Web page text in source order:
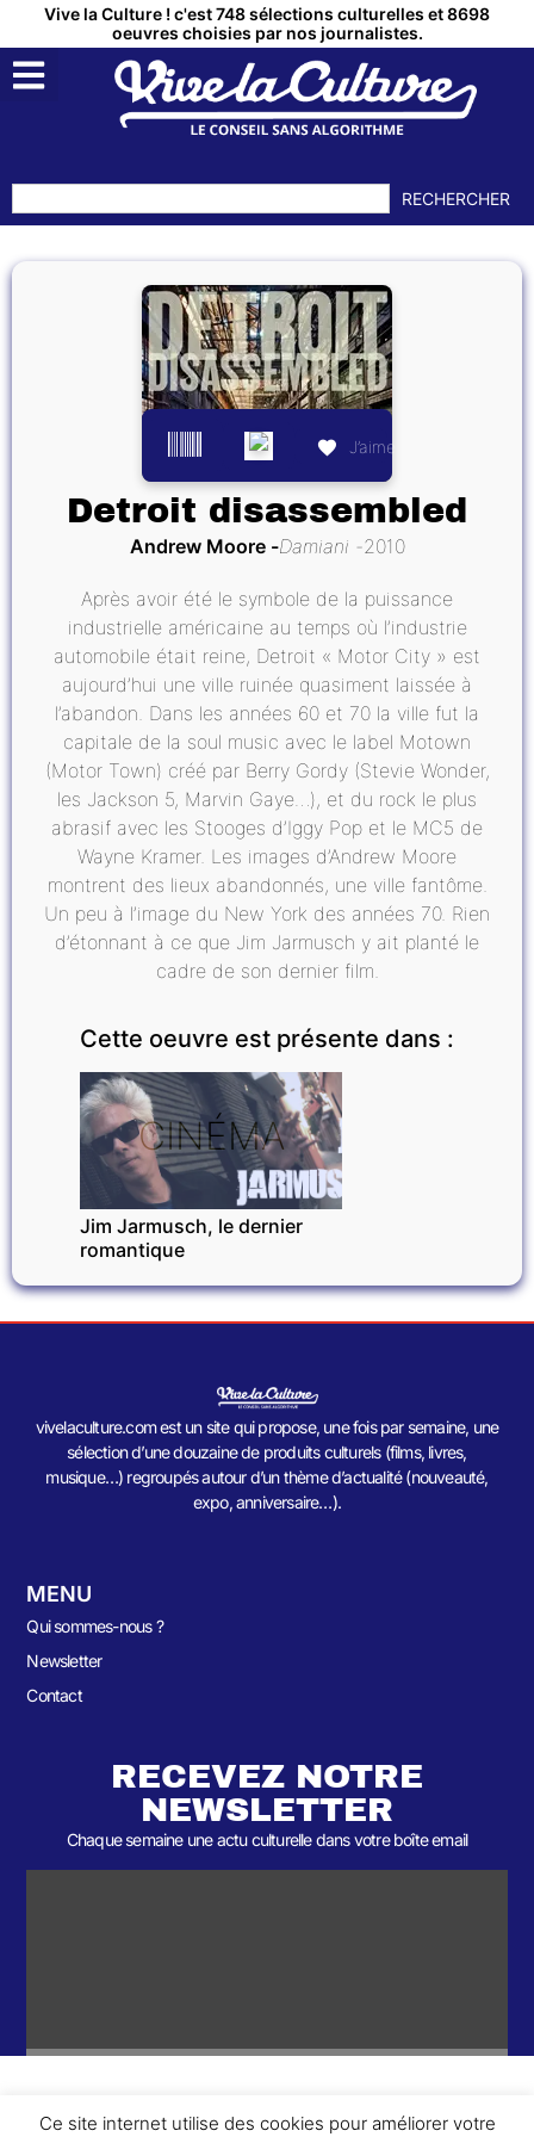
Vive la Culture ! c'est 748 sélections culturelles et 8698
oeuvres choisies par nos journalistes.
RECHERCHER
J’aime
Detroit disassembled
Andrew Moore Damiani 2010
Après avoir été le symbole de la puissance
industrielle américaine au temps où l’industrie
automobile était reine, Detroit « Motor City » est
aujourd’hui une ville ruinée quasiment laissée à
l’abandon. Dans les années 60 et 70 la ville fut la
capitale de la soul music avec le label Motown
(Motor Town) créé par Berry Gordy (Stevie Wonder,
les Jackson 5, Marvin Gaye…), et du rock le plus
abrasif avec les Stooges d’Iggy Pop et le MC5 de
Wayne Kramer. Les images d’Andrew Moore
montrent des lieux abandonnés, une ville fantôme.
Un peu à l’image du New York des années 70. Rien
d’étonnant à ce que Jim Jarmusch y ait planté le
cadre de son dernier film.
Cette oeuvre est présente dans :
CINÉMA
Jim Jarmusch, le dernier
romantique
vivelaculture.com est un site qui propose, une fois par semaine, une
sélection d’une douzaine de produits culturels (films, livres,
musique…) regroupés autour d’un thème d’actualité (nouveauté,
expo, anniversaire…).
MENU
Qui sommes-nous ?
Newsletter
Contact
RECEVEZ NOTRE
NEWSLETTER
Chaque semaine une actu culturelle dans votre boîte email
Ce site internet utilise des cookies pour améliorer votre